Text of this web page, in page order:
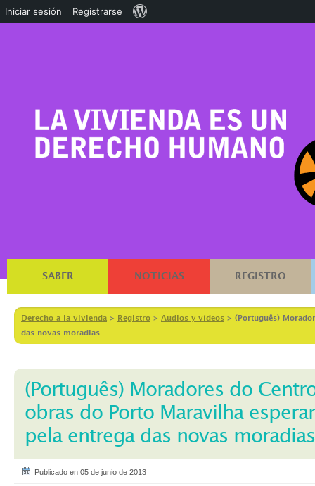
SABER NOTICIAS REGISTRO
Derecho a la vivienda > Registro > Audios y vídeos > (Português)
das novas moradias
(Português) Moradores do
obras do Porto Maravilha
pela entrega das novas moradias
Publicado en 05 de junio de 2013
Iniciar sesión Registrarse